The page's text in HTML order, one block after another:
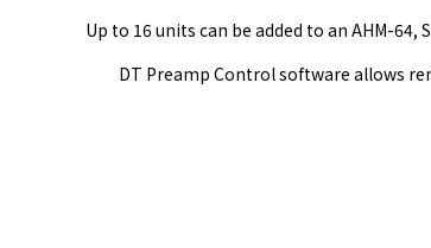
Up to 16 units can be added to an AHM-64,
DT Preamp Controlsoftware allows